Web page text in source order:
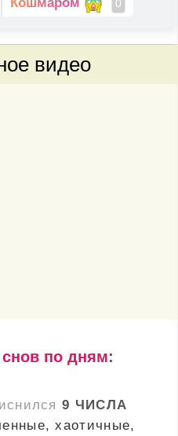
Кошмаром 0
видео
по дням:
9 ЧИСЛА
хаотичные,